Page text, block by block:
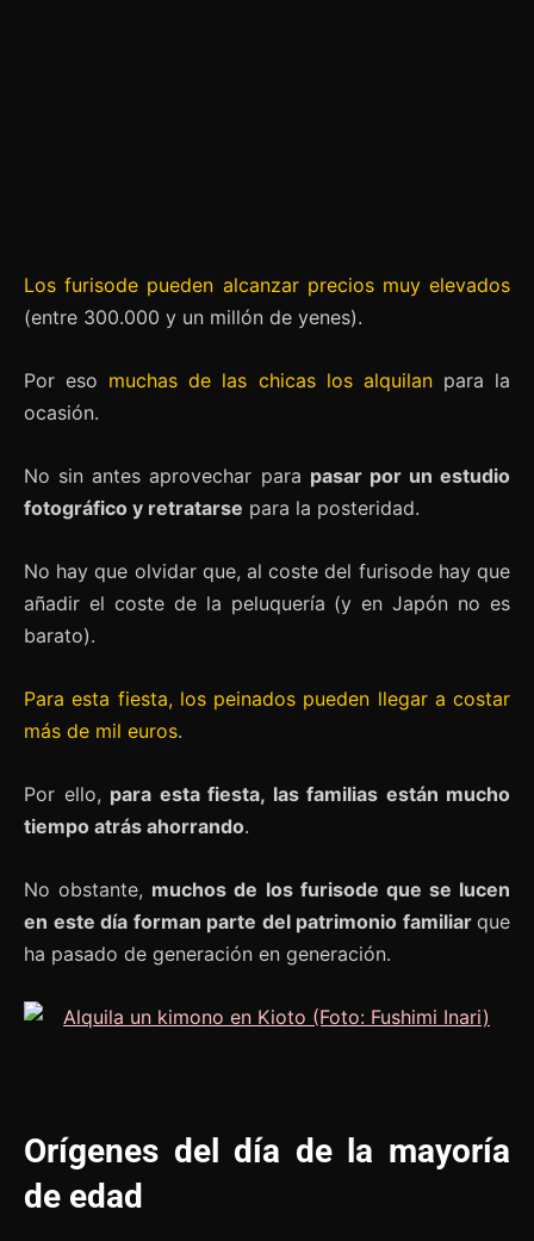
Los furisode pueden alcanzar precios muy elevados
(entre 300.000 y un millón de yenes).
Por eso muchas de las chicas los alquilanpara la
ocasión.
No sin antes aprovechar para pasar por un estudio
fotográfico y retratarse para la posteridad.
No hay que olvidar que, al coste del furisode hay que
añadir el coste de la peluquería (y en Japón no es
barato).
Para esta fiesta, los peinados pueden llegar a costar
más de mil euros.
Por ello, para esta fiesta, las familias están mucho
tiempo atrás ahorrando.
No obstante, muchos de los furisode que se lucen
en este día forman parte del patrimonio familiar que
ha pasado de generación en generación.
Orígenes del día de la mayoría
de edad